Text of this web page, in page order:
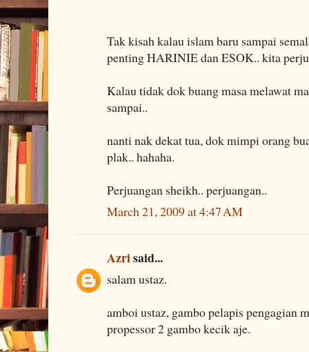
Tak kisah kalau islam baru sampai
penting HARINIE dan ESOK.. kita
Kalau tidak dok buang masa melawat
sampai..
nanti nak dekat tua, dok mimpi orang
plak.. hahaha.
Perjuangan sheikh.. perjuangan..
March 21, 2009 at 4:47 AM
Azrisaid...
salam ustaz.
amboi ustaz, gambo pelapis pengagian
propessor 2 gambo kecik aje.